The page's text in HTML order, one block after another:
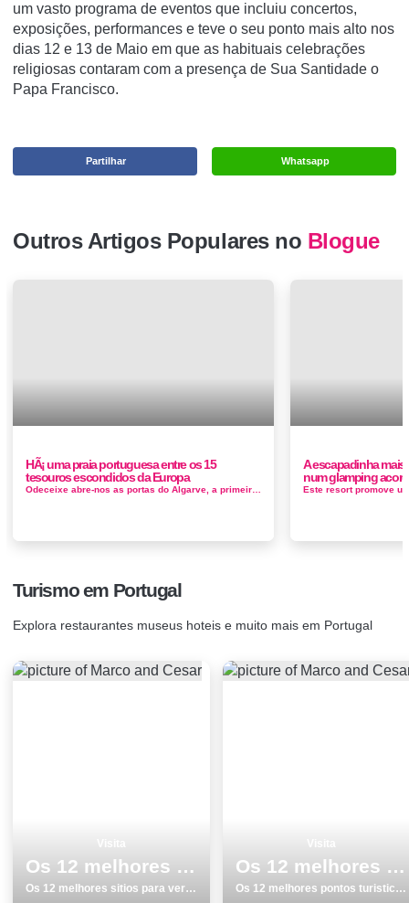
um vasto programa de eventos que incluiu concertos,
exposições, performances e teve o seu ponto mais alto nos
dias 12 e 13 de Maio em que as habituais celebrações
religiosas contaram com a presença de Sua Santidade o
Papa Francisco.
Whatsapp
Partilhar
Outros Artigos Populares no Blogue
HÃ¡ uma praia portuguesa entre os 15
tesouros escondidos da Europa
A escapadinha
num glamping
Turismo em Portugal
Explora restaurantes museus hoteis e muito mais em Portugal
Os 12 melhores sitios para ver e visitar em Leiria
Os 12 melhores sitios para ver e visitar em Leiria
Os 12 melhores pontos turisticos e passeios em Barcelos
Os 12 melhores pontos turisticos e passeios em Barcelos